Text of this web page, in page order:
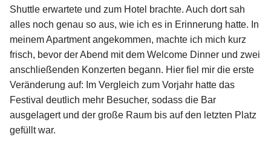
Shuttle erwartete und zum Hotel brachte. Auch dort sah
alles noch genau so aus, wie ich es in Erinnerung hatte. In
meinem Apartment angekommen, machte ich mich kurz
frisch, bevor der Abend mit dem Welcome Dinner und zwei
anschließenden Konzerten begann. Hier fiel mir die erste
Veränderung auf: Im Vergleich zum Vorjahr hatte das
Festival deutlich mehr Besucher, sodass die Bar
ausgelagert und der große Raum bis auf den letzten Platz
gefüllt war.